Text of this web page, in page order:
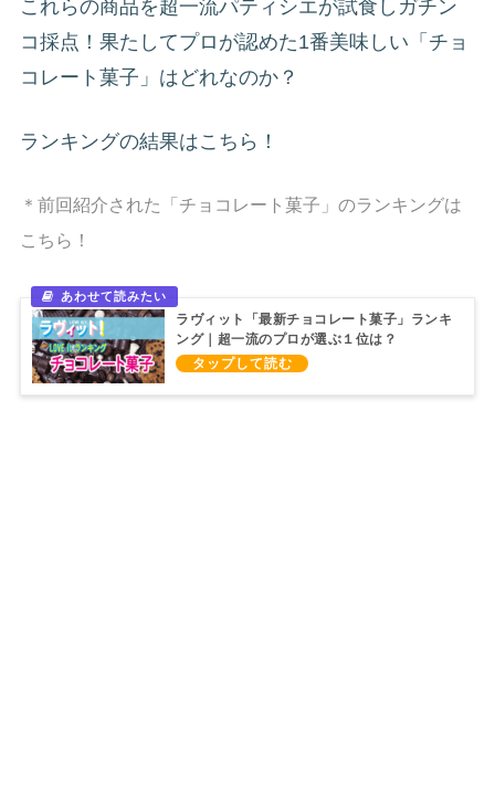
これらの商品を超一流パティシエが試食しガチン
コ採点！果たしてプロが認めた1番美味しい「チョ
コレート菓子」はどれなのか？
ランキングの結果はこちら！
＊前回紹介された「チョコレート菓子」のランキングは
こちら！
ラヴィット「最新チョコレート菓子」ランキ
ング｜超一流のプロが選ぶ１位は？
（2024/12/11）